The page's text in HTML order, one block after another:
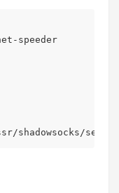
speeder
shadowsocks/